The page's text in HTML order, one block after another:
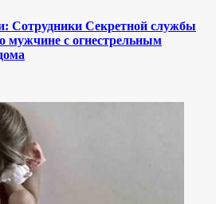
Сотрудники Секретной службы
с огнестрельным